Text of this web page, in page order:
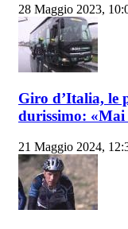
28 Maggio 2023,
Giro d’Italia, le
durissimo: «Mai
21 Maggio 2024,